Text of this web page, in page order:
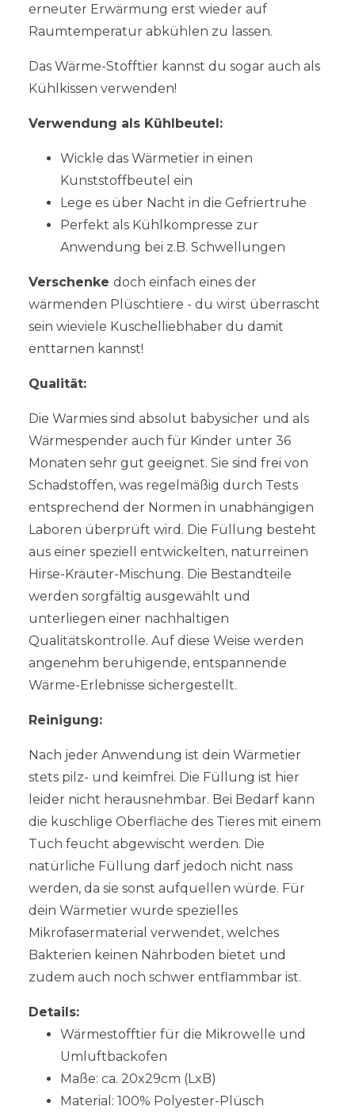
erneuter Erwärmung erst wieder auf
Raumtemperatur abkühlen zu lassen.
Das Wärme-Stofftier kannst du sogar auch als
Kühlkissen verwenden!
Verwendung als Kühlbeutel:
Wickle das Wärmetier in einen
Kunststoffbeutel ein
Lege es über Nacht in die Gefriertruhe
Perfekt als Kühlkompresse zur
Anwendung bei z.B. Schwellungen
Verschenke doch einfach eines der
wärmenden Plüschtiere - du wirst überrascht
sein wieviele Kuschelliebhaber du damit
enttarnen kannst!
Qualität:
Die Warmies sind absolut babysicher und als
Wärmespender auch für Kinder unter 36
Monaten sehr gut geeignet. Sie sind frei von
Schadstoffen, was regelmäßig durch Tests
entsprechend der Normen in unabhängigen
Laboren überprüft wird. Die Füllung besteht
aus einer speziell entwickelten, naturreinen
Hirse-Kräuter-Mischung. Die Bestandteile
werden sorgfältig ausgewählt und
unterliegen einer nachhaltigen
Qualitätskontrolle. Auf diese Weise werden
angenehm beruhigende, entspannende
Wärme-Erlebnisse sichergestellt.
Reinigung:
Nach jeder Anwendung ist dein Wärmetier
stets pilz- und keimfrei. Die Füllung ist hier
leider nicht herausnehmbar. Bei Bedarf kann
die kuschlige Oberfläche des Tieres mit einem
Tuch feucht abgewischt werden. Die
natürliche Füllung darf jedoch nicht nass
werden, da sie sonst aufquellen würde. Für
dein Wärmetier wurde spezielles
Mikrofasermaterial verwendet, welches
Bakterien keinen Nährboden bietet und
zudem auch noch schwer entflammbar ist.
Details:
Wärmestofftier für die Mikrowelle und
Umluftbackofen
Maße: ca. 20x29cm (LxB)
Material: 100% Polyester-Plüsch